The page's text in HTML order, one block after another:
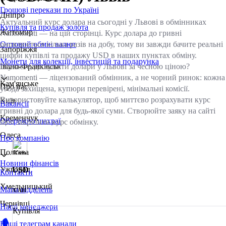
Дніпро
Житомир
Запоріжжя
Івано-Франківськ
Кам'янське
Київ
Кременчук
Одеса
Полтава
Ужгород
Хмельницький
Чернівці
Грошові перекази по Україні
Купівля та продаж золота
Оптовий обмін валют
Монети для колекції, інвестицій та подарунка
Про нас
Вакансії
Обережно шахраї
Про компанію
Новини фінансів
Контакти
Мапа відділень
Наші менеджери
Наші телеграм канали
Актуальний курс долара на сьогодні у Львові в обмінниках
Namomenti — на цій сторінці. Курс долара до гривні
оновлюється кілька разів на добу, тому ви завжди бачите реальні
цифри купівлі та продажу USD в наших пунктах обміну.
Шукаєте, де купити долари у Львові за чесною ціною?
Namomenti — ліцензований обмінник, а не чорний ринок: кожна
угода захищена, купюри перевірені, мінімальні комісії.
Використовуйте калькулятор, щоб миттєво розрахувати курс
гривні до долара для будь-якої суми. Створюйте заяку на сайті
щоб закріпити курс обмінку.
USD
/UAH
Купівля